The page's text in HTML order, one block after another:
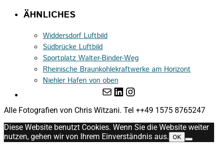
ÄHNLICHES
Widdersdorf Luftbild
Südbrücke Luftbild
Sportplatz Walter-Binder-Weg
Rheinische Braunkohlekraftwerke am Horizont
Niehler Hafen von oben
E-MailLinkedIn
Instagram
Alle Fotografien von Chris Witzani. Tel ++49 1575 8765247
Diese Website benutzt Cookies. Wenn Sie die Website weiter
nutzen, gehen wir von Ihrem Einverständnis aus. OK